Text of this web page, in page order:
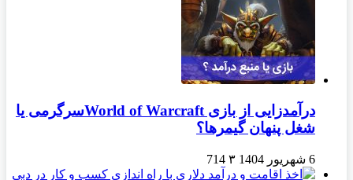
درآمدزایی از بازی World of Warcraftسرگرمی یا
شغل پنهان گیمرها؟
6 شهریور 1404 ۳ 714